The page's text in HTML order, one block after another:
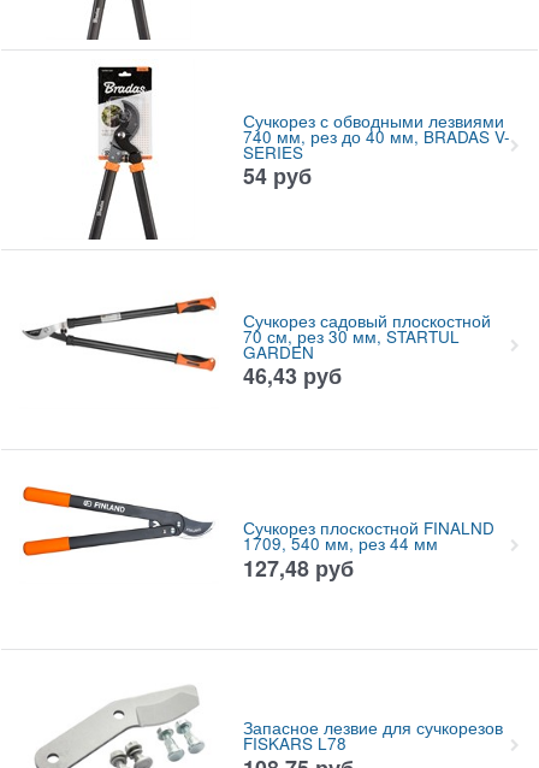
Сучкорез с обводными лезвиями
740 мм, рез до 40 мм, BRADAS V-
SERIES
54 руб
Сучкорез садовый плоскостной
70 см, рез 30 мм, STARTUL
GARDEN
46,43 руб
Сучкорез плоскостной FINALND
1709, 540 мм, рез 44 мм
127,48 руб
Запасное лезвие для сучкорезов
FISKARS L78